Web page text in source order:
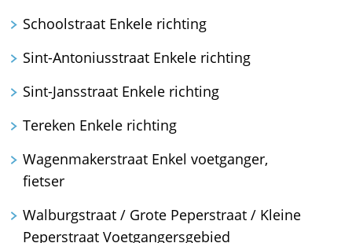
Schoolstraat Enkele richting
Sint-Antoniusstraat Enkele richting
Sint-Jansstraat Enkele richting
Tereken Enkele richting
Wagenmakerstraat Enkel voetganger,
fietser
Walburgstraat / Grote Peperstraat / Kleine
Peperstraat Voetgangersgebied